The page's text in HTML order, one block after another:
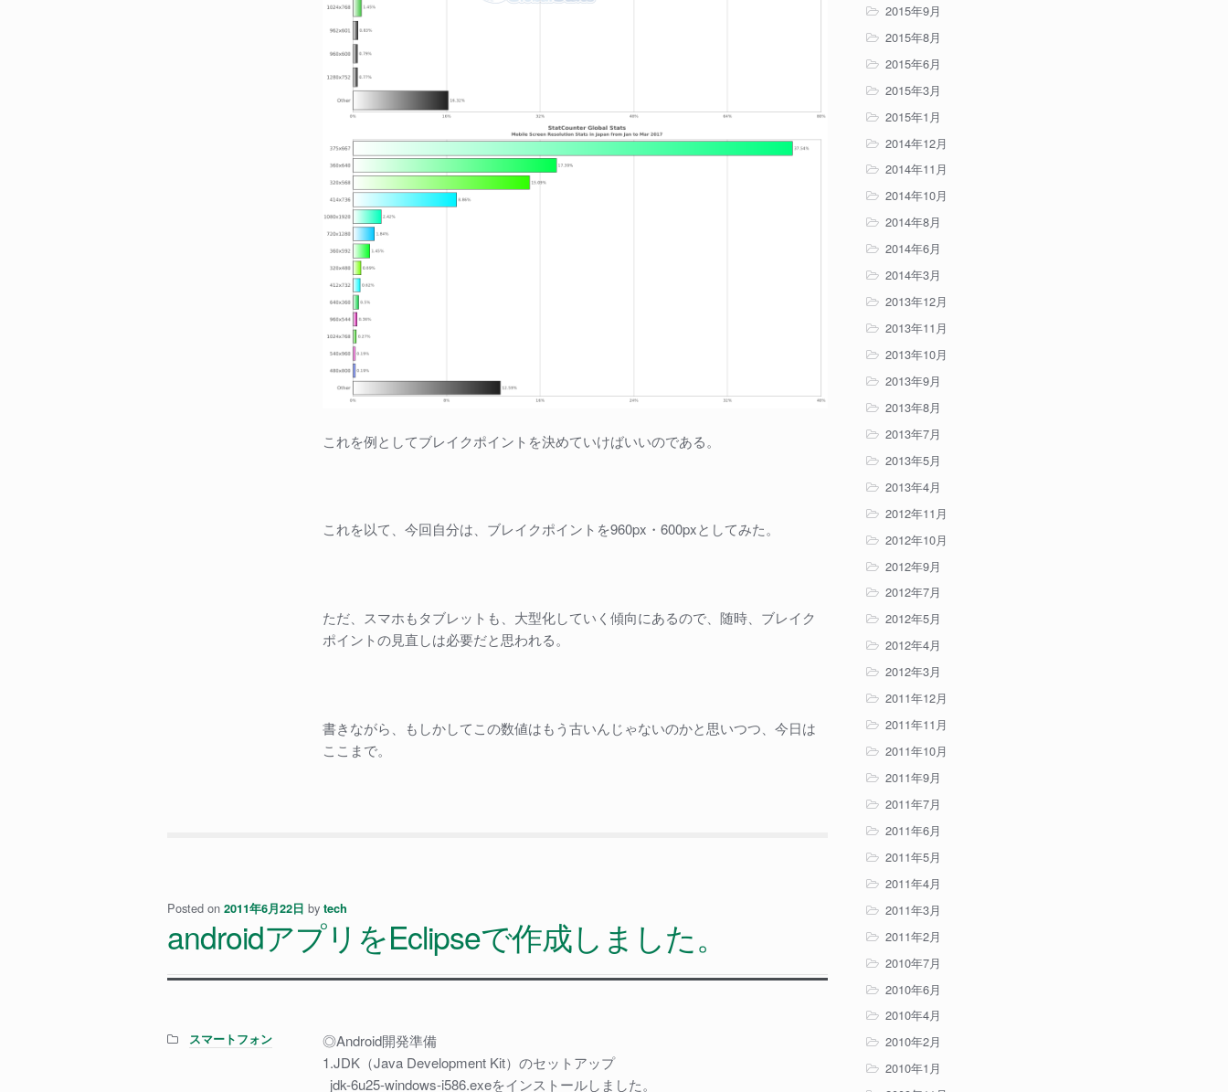
これを例としてブレイクポイントを決めていけばいいのである。
これを以て、今回自分は、ブレイクポイントを960px・600pxとしてみた。
ただ、スマホもタブレットも、大型化していく傾向にあるので、随時、ブレイク
ポイントの見直しは必要だと思われる。
書きながら、もしかしてこの数値はもう古いんじゃないのかと思いつつ、今日は
ここまで。
Posted on2011年6月22日 bytech
androidアプリをEclipseで作成しました。
Categories:
スマートフォン
◎Android開発準備
1.JDK（Java Development Kit）のセットアップ
jdk-6u25-windows-i586.exeをインストールしました。
2015年9月
2015年8月
2015年6月
2015年3月
2015年1月
2014年12月
2014年11月
2014年10月
2014年8月
2014年6月
2014年3月
2013年12月
2013年11月
2013年10月
2013年9月
2013年8月
2013年7月
2013年5月
2013年4月
2012年11月
2012年10月
2012年9月
2012年7月
2012年5月
2012年4月
2012年3月
2011年12月
2011年11月
2011年10月
2011年9月
2011年7月
2011年6月
2011年5月
2011年4月
2011年3月
2011年2月
2010年7月
2010年6月
2010年4月
2010年2月
2010年1月